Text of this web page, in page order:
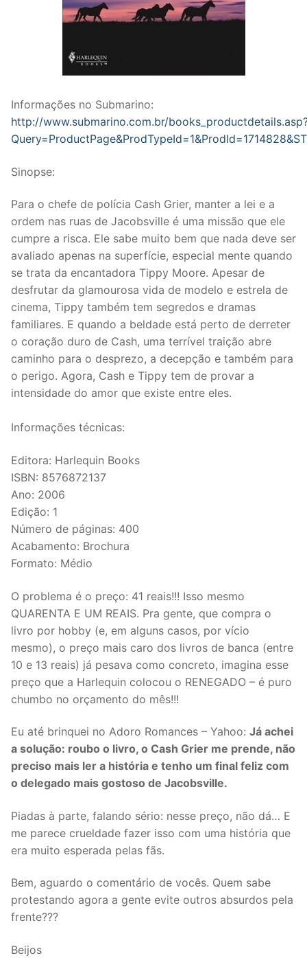
Informações no Submarino:
http://www.submarino.com.br/
Sinopse:
Para o chefe de polícia Cash Grier, manter a lei e a
ordem nas ruas de Jacobsville é uma missão que ele
cumpre a risca. Ele sabe muito bem que nada deve ser
avaliado apenas na superfície, especial mente quando
se trata da encantadora Tippy Moore. Apesar de
desfrutar da glamourosa vida de modelo e estrela de
cinema, Tippy também tem segredos e dramas
familiares. E quando a beldade está perto de derreter
o coração duro de Cash, uma terrível traição abre
caminho para o desprezo, a decepção e também para
o perigo. Agora, Cash e Tippy tem de provar a
intensidade do amor que existe entre eles.
Informações técnicas:
Editora: Harlequin Books
ISBN: 8576872137
Ano: 2006
Edição: 1
Número de páginas: 400
Acabamento: Brochura
Formato: Médio
O problema é o preço: 41 reais!!! Isso mesmo
QUARENTA E UM REAIS. Pra gente, que compra o
livro por hobby (e, em alguns casos, por vício
mesmo), o preço mais caro dos livros de banca (entre
10 e 13 reais) já pesava como concreto, imagina esse
preço que a Harlequin colocou o RENEGADO – é puro
chumbo no orçamento do mês!!!
Eu até brinquei no Adoro Romances – Yahoo: Já achei
a solução: roubo o livro, o Cash Grier me prende, não
preciso mais ler a história e tenho um final feliz com
o delegado mais gostoso de Jacobsville.
Piadas à parte, falando sério: nesse preço, não dá… E
me parece crueldade fazer isso com uma história que
era muito esperada pelas fãs.
Bem, aguardo o comentário de vocês. Quem sabe
protestando agora a gente evite outros absurdos pela
frente???
Beijos